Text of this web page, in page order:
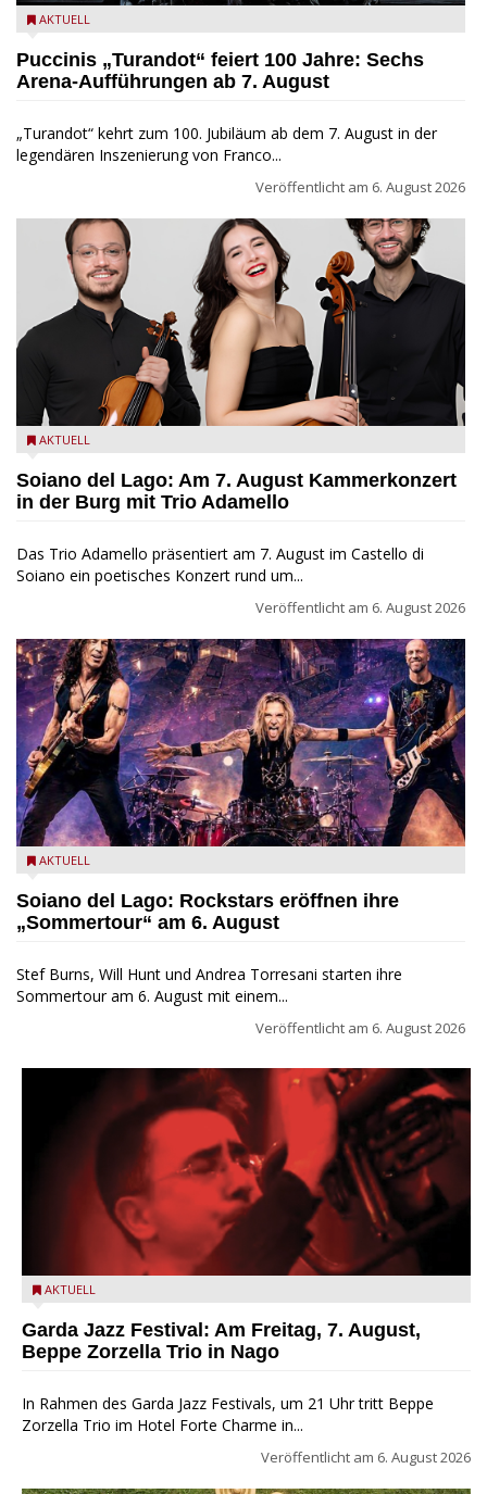
Turandot in der Arena von Verona - Ennevi für Fondazione
AKTUELL
Puccinis „Turandot“ feiert 100 Jahre: Sechs
Arena-Aufführungen ab 7. August
„Turandot“ kehrt zum 100. Jubiläum ab dem 7. August in der
legendären Inszenierung von Franco...
Veröffentlicht am 6. August 2026
Trio Adamello
AKTUELL
Soiano del Lago: Am 7. August Kammerkonzert
in der Burg mit Trio Adamello
Das Trio Adamello präsentiert am 7. August im Castello di
Soiano ein poetisches Konzert rund um...
Veröffentlicht am 6. August 2026
Stef Burns, Will Hunt und Andrea Torresani im Summer Rock
AKTUELL
Soiano del Lago: Rockstars eröffnen ihre
„Sommertour“ am 6. August
Stef Burns, Will Hunt und Andrea Torresani starten ihre
Sommertour am 6. August mit einem...
Veröffentlicht am 6. August 2026
Beppe Zorzella Trio zu Gast beim Garda Jazz Festival
AKTUELL
Garda Jazz Festival: Am Freitag, 7. August,
Beppe Zorzella Trio in Nago
In Rahmen des Garda Jazz Festivals, um 21 Uhr tritt Beppe
Zorzella Trio im Hotel Forte Charme in...
Veröffentlicht am 6. August 2026